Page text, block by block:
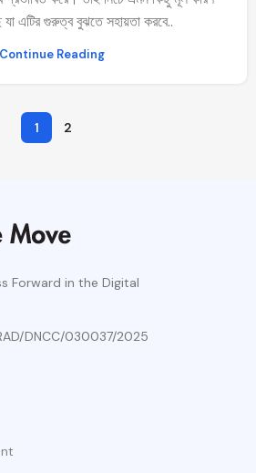
যা এটির গুরুত্ব বুঝতে সহায়তা করবে..
Continue Reading
1 2
Forward in the Digital
DNCC/030037/2025